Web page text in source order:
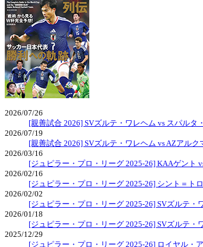
2026/07/26
[親善試合 2026] SVズルテ・ワレヘム vs スパルタ
2026/07/19
[親善試合 2026] SVズルテ・ワレヘム vs AZアルク
2026/03/16
[ジュピラー・プロ・リーグ 2025-26] KAAゲント
2026/02/16
[ジュピラー・プロ・リーグ 2025-26] シント＝ト
2026/02/02
[ジュピラー・プロ・リーグ 2025-26] SVズルテ・
2026/01/18
[ジュピラー・プロ・リーグ 2025-26] SVズルテ・
2025/12/29
[ジュピラー・プロ・リーグ 2025-26] ロイヤル・